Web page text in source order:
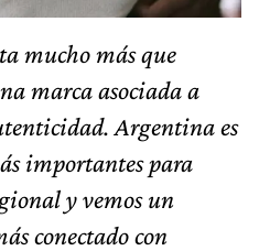
mucho más que
marca asociada a
Argentina es
importantes para
y vemos un
conectado con